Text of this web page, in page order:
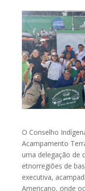
O Conselho
Acampamento
uma delegação de
etnorregiões de
executiva,
Americano, onde